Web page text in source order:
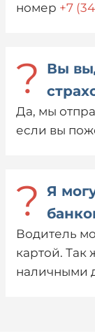
номер +7
?
Вы
Да, мы
если вы
? Я
Водитель
картой. Так
наличными